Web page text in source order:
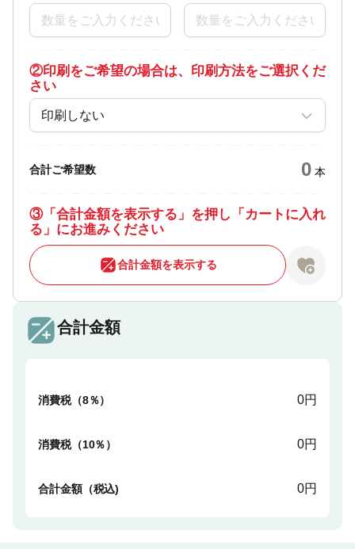
②印刷をご希望の場合は、印刷方法をご選択くだ
さい
印刷しない
合計ご希望数 0 本
③「合計金額を表示する」を押し「カートに入れ
る」にお進みください
合計金額を表示する
合計金額
消費税（8％） 0円
消費税（10％） 0円
合計金額（税込) 0円